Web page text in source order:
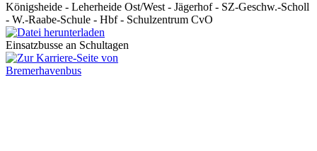
Königsheide - Leherheide Ost/West - Jägerhof - SZ-Geschw.-Scholl
- W.-Raabe-Schule - Hbf - Schulzentrum CvO
Einsatzbusse an Schultagen